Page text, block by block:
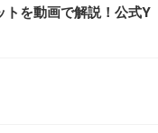
トを動画で解説！公式Y